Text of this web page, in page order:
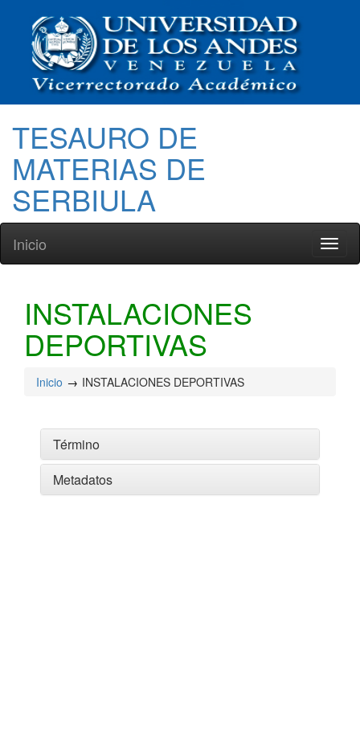
TESAURO DE
MATERIAS DE
SERBIULA
Inicio
INSTALACIONES
DEPORTIVAS
Inicio INSTALACIONES DEPORTIVAS
Término
Metadatos